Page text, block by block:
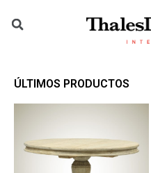
ÚLTIMOS PRODUCTOS